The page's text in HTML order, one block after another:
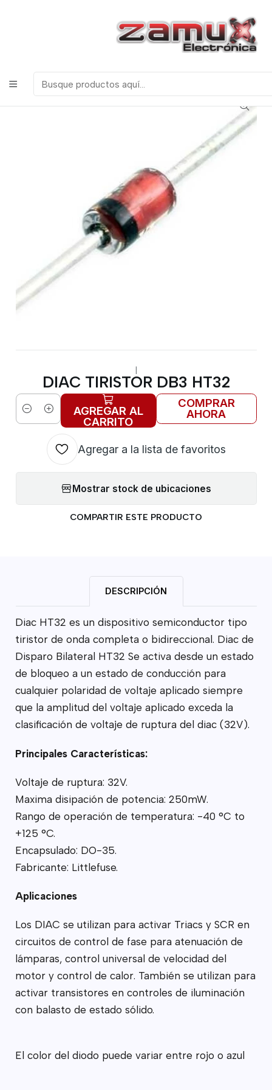
ELECTRONICOS, ROBOTICA & TECNOLOGIA
Semiconductores
Transistores
DIAC TIRISTOR DB3 HT32
|
DIAC TIRISTOR DB3 HT32
Cantidad AGREGAR AL
CARRITO
COMPRAR
AHORA
Agregar a la lista de favoritos
Mostrar stock de ubicaciones
COMPARTIR ESTE PRODUCTO
DESCRIPCIÓN
Diac HT32 es un dispositivo semiconductor tipo
tiristor de onda completa o bidireccional. Diac de
Disparo Bilateral HT32 Se activa desde un estado
de bloqueo a un estado de conducción para
cualquier polaridad de voltaje aplicado siempre
que la amplitud del voltaje aplicado exceda la
clasificación de voltaje de ruptura del diac (32V).
Principales Características:
Voltaje de ruptura: 32V.
Maxima disipación de potencia: 250mW.
Rango de operación de temperatura: -40 °C to
+125 °C.
Encapsulado: DO-35.
Fabricante: Littlefuse.
Aplicaciones
Los DIAC se utilizan para activar Triacs y SCR en
circuitos de control de fase para atenuación de
lámparas, control universal de velocidad del
motor y control de calor. También se utilizan para
activar transistores en controles de iluminación
con balasto de estado sólido.
El color del diodo puede variar entre rojo o azul